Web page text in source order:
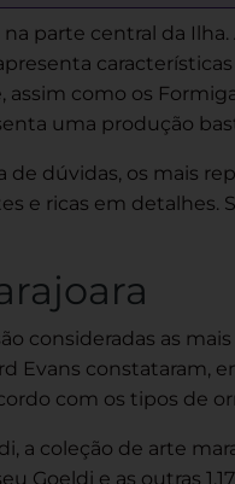
parte central da
como os
uma produção
de dúvidas, os mais
e ricas em detalhes.
consideradas as
Evans constataram,
com os tipos de
a coleção de arte m
Goeldi e as outras